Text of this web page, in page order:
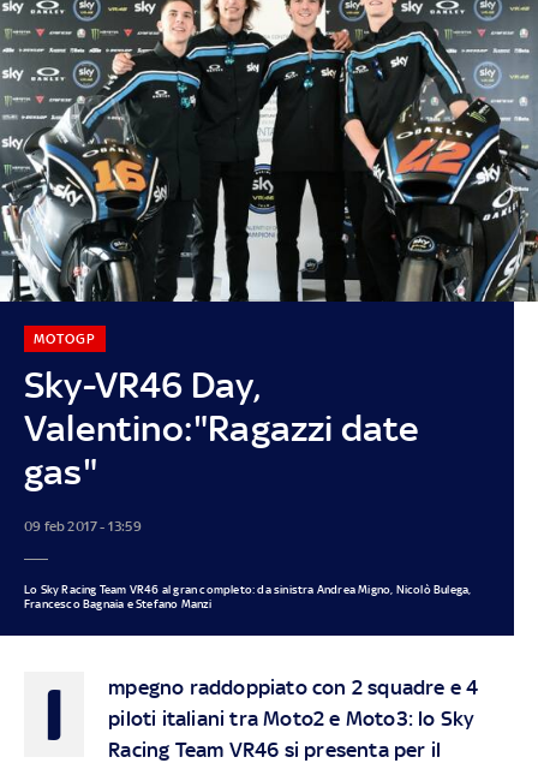
Sky-VR46 Day,
Valentino:"Ragazzi date
gas"
MOTOGP
09 feb 2017 - 13:59
Lo Sky Racing Team VR46 al gran completo: da sinistra Andrea Migno, Nicolò Bulega,
Francesco Bagnaia e Stefano Manzi
I
mpegno raddoppiato con 2 squadre e 4
piloti italiani tra Moto2 e Moto3: lo Sky
Racing Team VR46 si presenta per il